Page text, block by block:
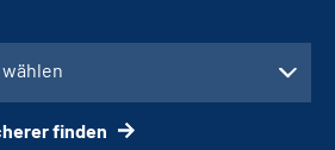
finden